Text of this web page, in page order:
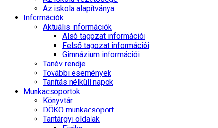
Az iskola alapítványa
Információk
Aktuális információk
Alsó tagozat információi
Felső tagozat információi
Gimnázium információi
Tanév rendje
További események
Tanítás nélküli napok
Munkacsoportok
Könyvtár
DÖKO munkacsoport
Tantárgyi oldalak